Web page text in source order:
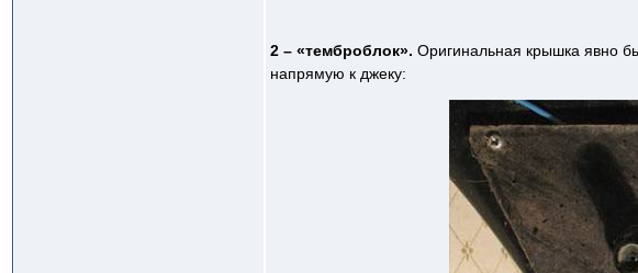
2 – «темброблок». Оригинальная крышка явно
напрямую к джеку: